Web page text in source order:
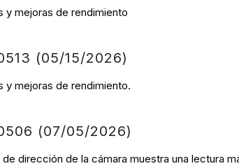
y mejoras de rendimiento
(05/15/2026)
y mejoras de rendimiento.
(07/05/2026)
dirección de la cámara muestra una lectura